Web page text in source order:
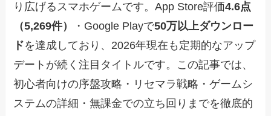
り広げるスマホゲームです。App Store評価4.6点
（5,269件）
・Google Playで50万以上ダウンロー
ドを達成しており、2026年現在も定期的なアップ
デートが続く注目タイトルです。この記事では、
初心者向けの序盤攻略・リセマラ戦略・ゲームシ
ステムの詳細・無課金での立ち回りまでを徹底的